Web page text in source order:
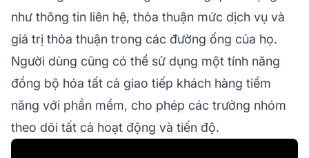
như thông tin liên hệ, thỏa thuận mức dịch vụ và
giá trị thỏa thuận trong các đường ống của họ.
Người dùng cũng có thể sử dụng một tính năng
đồng bộ hóa tất cả giao tiếp khách hàng tiềm
năng với phần mềm, cho phép các trưởng nhóm
theo dõi tất cả hoạt động và tiến độ.